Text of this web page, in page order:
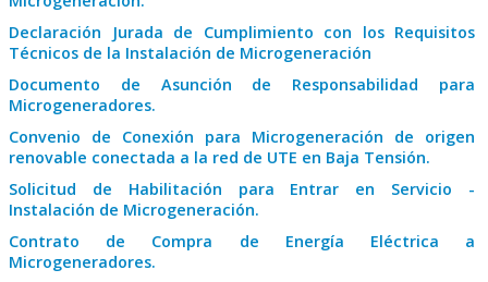
Declaración Jurada de Cumplimiento con los Requisitos
Técnicos de la Instalación de Microgeneración
Documento de Asunción de Responsabilidad para
Microgeneradores.
Convenio de Conexión para Microgeneración de origen
renovable conectada a la red de UTE en Baja Tensión.
Solicitud de Habilitación para Entrar en Servicio -
Instalación de Microgeneración.
Contrato de Compra de Energía Eléctrica a
Microgeneradores.